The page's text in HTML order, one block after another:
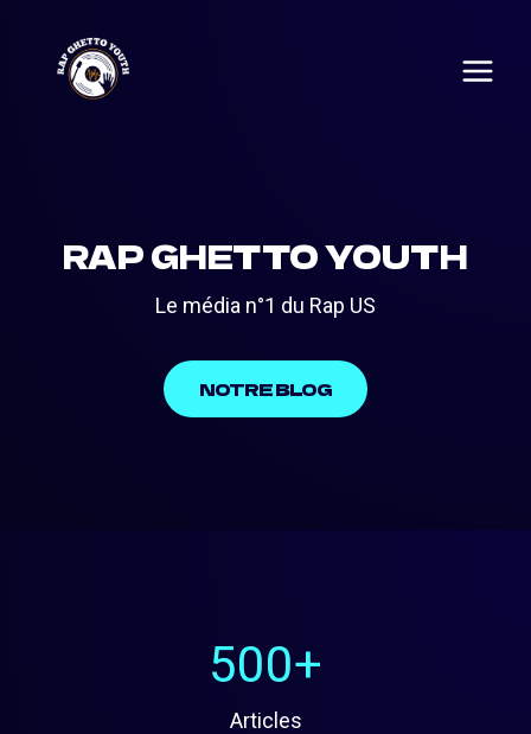
content
RAP GHETTO YOUTH
Le média n°1 du Rap US
NOTRE BLOG
500+
Articles